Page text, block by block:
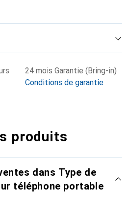
24 mois Garantie (Bring-in)
Conditions de garantie
produits
dans Type de
téléphone portable